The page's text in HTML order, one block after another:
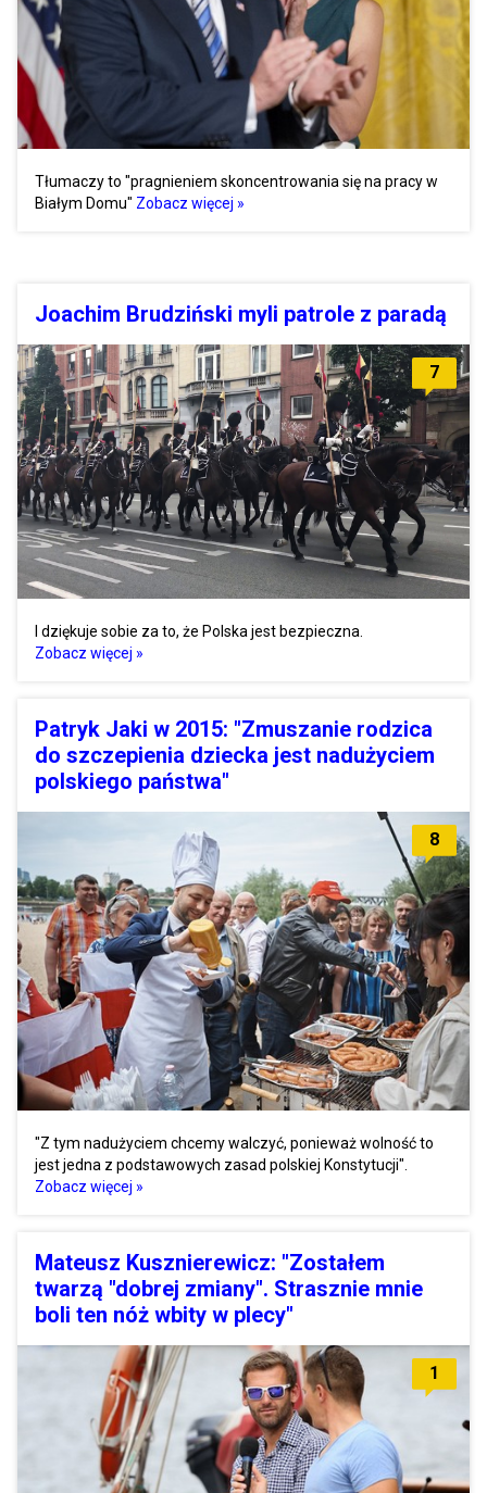
Tłumaczy to "pragnieniem skoncentrowania się na pracy w
Białym Domu" Zobacz więcej »
Joachim Brudziński myli patrole z paradą
7
I dziękuje sobie za to, że Polska jest bezpieczna.
Zobacz więcej »
Patryk Jaki w 2015: "Zmuszanie rodzica
do szczepienia dziecka jest nadużyciem
polskiego państwa"
8
"Z tym nadużyciem chcemy walczyć, ponieważ wolność to
jest jedna z podstawowych zasad polskiej Konstytucji".
Zobacz więcej »
Mateusz Kusznierewicz: "Zostałem
twarzą "dobrej zmiany". Strasznie mnie
boli ten nóż wbity w plecy"
1